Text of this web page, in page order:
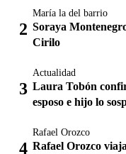
María la del barrio
Soraya
Cirilo
Actualidad
Laura Tobón
esposo e hijo lo
Rafael Orozco
Rafael Orozco